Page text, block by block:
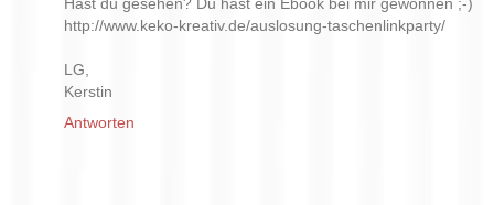
Hast du gesehen? Du hast ein Ebook bei mir gewonnen ;-)
http://www.keko-kreativ.de/auslosung-taschenlinkparty/
LG,
Kerstin
Antworten